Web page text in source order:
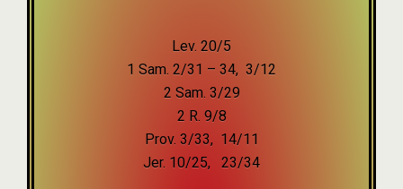
Lev. 20/5
1 Sam. 2/31 – 34, 3/12
2 Sam. 3/29
2 R. 9/8
Prov. 3/33, 14/11
Jer. 10/25, 23/34